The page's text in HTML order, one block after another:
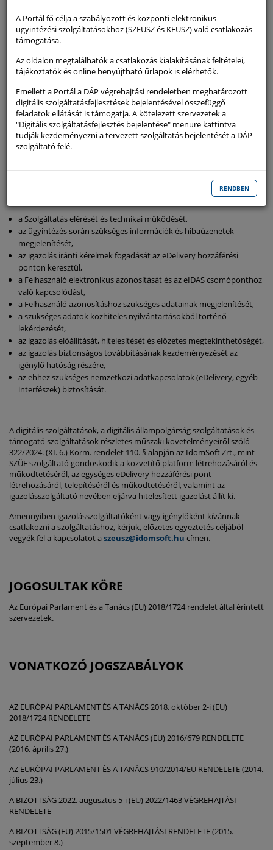
meg.
A Szolgáltatás lehetővé teszi a felhasználók számára, hogy az egyes
tagállam hatóságától igényeljék, illetve saját országuk hatóságai által
kiállított adatokat más tagállam eljárásaihoz rendelkezésre bocsássák.
A Szolgáltatás igénybevételéhez a Felhasználó elektronikus
azonosítása szükséges, amely az eIDAS rendelet szerinti elektronikus
azonosítási szolgáltatáson keresztül történik.
A Szolgáltatás Magyarországon kívülről, az SDG rendelet
alkalmazására kötelezett más tagállam eljárási portálján, vagy az adott
igazolás biztonságos továbbításáról az igénylő hatóság részére.
a Szolgáltatás elérését és technikai működését,
az ügyintézés során szükséges információk és hibaüzenetek
megjelenítését,
az igazolás iránti kérelmek fogadását az eDelivery hozzáférési
ponton keresztül,
a Felhasználó elektronikus azonosítását és az eIDAS csomóponthoz
való kapcsolódást,
a Felhasználó azonosításhoz szükséges adatainak megjelenítését,
a szükséges adatok közhiteles nyilvántartásokból történő
lekérdezését,
az igazolás előállítását, hitelesítését és előzetes megtekinthetőségét,
az igazolás biztonságos továbbításának kezdeményezését az
igénylő hatóság részére,
az ehhez szükséges nemzetközi adatkapcsolatok (eDelivery, egyéb
interfészek) biztosítását.
A digitális szolgáltatások, a digitális állampolgárság szolgáltatások és
támogató szolgáltatások részletes műszaki követelményeiről szóló
322/2024. (XI. 6.) Korm. rendelet 110. § alapján az IdomSoft Zrt., mint
SZÜF szolgáltató gondoskodik a közvetítő platform létrehozásáról és
működtetéséről, az egységes eDelivery hozzáférési pont
létrehozásáról, telepítéséről és működtetéséről, valamint az
igazolásszolgáltató nevében eljárva hitelesített igazolást állít ki.
Amennyiben igazolásszolgáltatóként vagy igénylőként kívánnak
csatlakozni a szolgáltatáshoz, kérjük, előzetes egyeztetés céljából
vegyék fel a kapcsolatot a szeusz@idomsoft.hu címen.
JOGOSULTAK KÖRE
Az Európai Parlament és a Tanács (EU) 2018/1724 rendelet által érintett
szervezetek.
VONATKOZÓ JOGSZABÁLYOK
AZ EURÓPAI PARLAMENT ÉS A TANÁCS 2018. október 2-i (EU)
2018/1724 RENDELETE
AZ EURÓPAI PARLAMENT ÉS A TANÁCS (EU) 2016/679 RENDELETE
(2016. április 27.)
AZ EURÓPAI PARLAMENT ÉS A TANÁCS 910/2014/EU RENDELETE (2014.
július 23.)
A BIZOTTSÁG 2022. augusztus 5-i (EU) 2022/1463 VÉGREHAJTÁSI
RENDELETE
A BIZOTTSÁG (EU) 2015/1501 VÉGREHAJTÁSI RENDELETE (2015.
szeptember 8.)
A Portál fő célja a szabályozott és központi elektronikus
ügyintézési szolgáltatásokhoz (SZEÜSZ és KEÜSZ) való csatlakozás
támogatása.
Az oldalon megtalálhatók a csatlakozás kialakításának feltételei,
tájékoztatók és online benyújtható űrlapok is elérhetők.
Emellett a Portál a DÁP végrehajtási rendeletben meghatározott
digitális szolgáltatásfejlesztések bejelentésével összefüggő
feladatok ellátását is támogatja. A kötelezett szervezetek a
"Digitális szolgáltatásfejlesztés bejelentése" menüre kattintva
tudják kezdeményezni a tervezett szolgáltatás bejelentését a DÁP
szolgáltató felé.
RENDBEN